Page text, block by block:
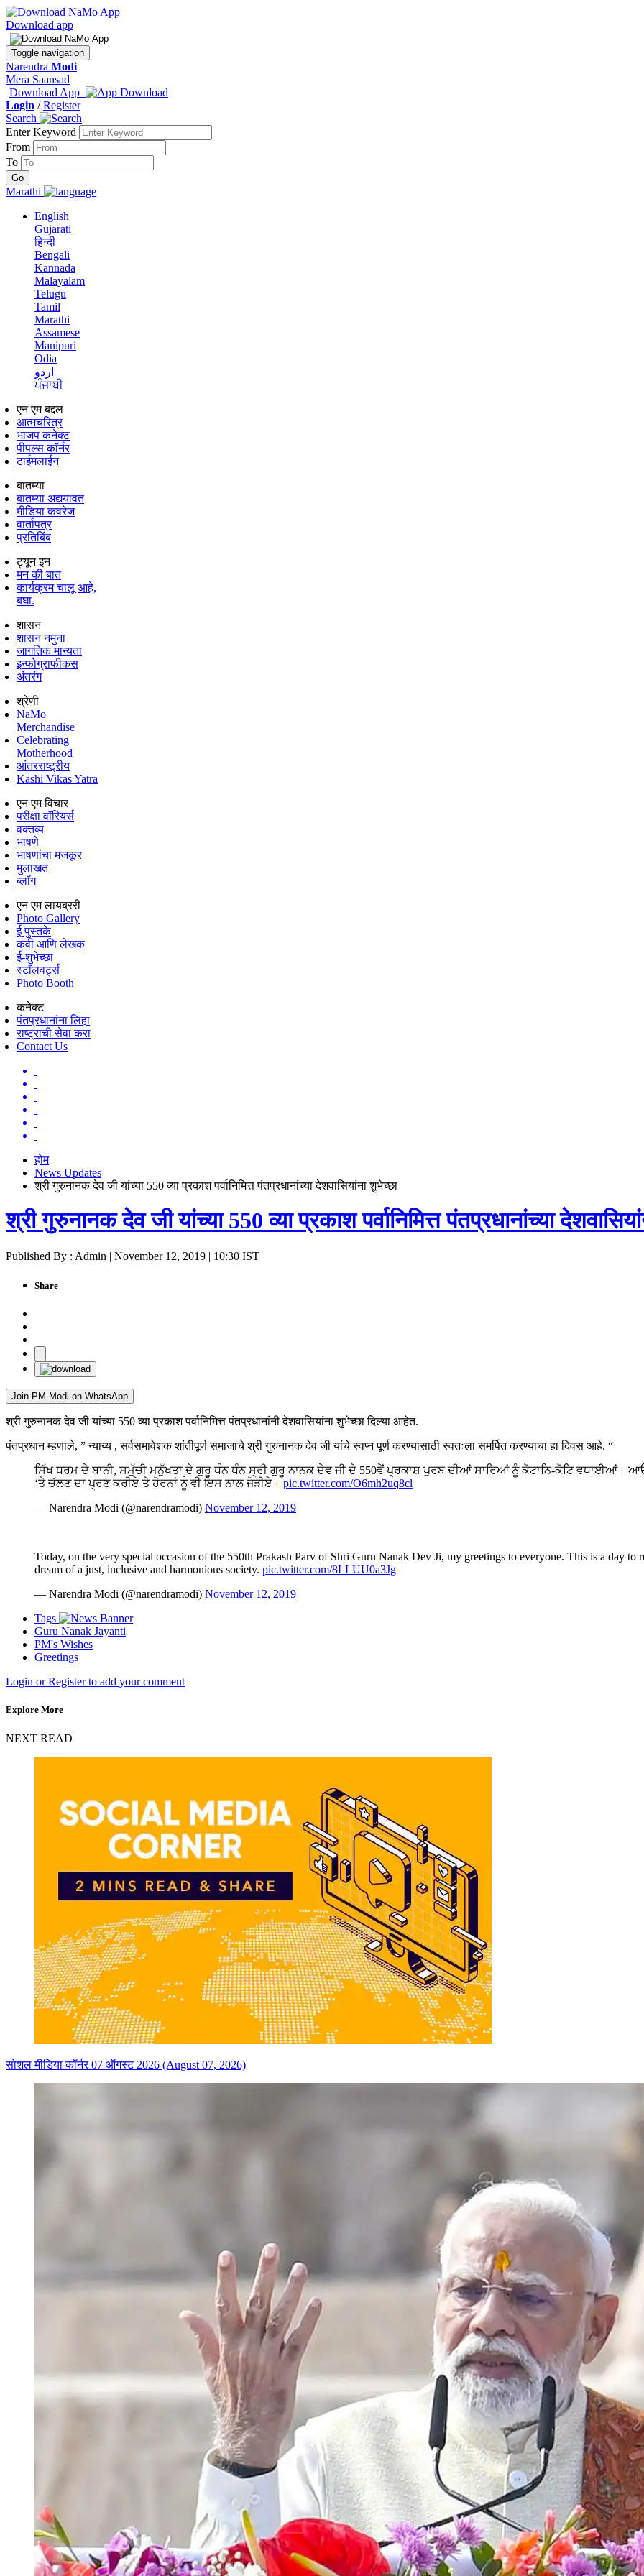
Download app
Toggle navigation
Narendra Modi
Mera Saansad
Download App
Login /Register
Search
Enter Keyword
From
To
Marathi
English
Gujarati
हिन्दी
Bengali
Kannada
Malayalam
Telugu
Tamil
Marathi
Assamese
Manipuri
Odia
اردو
ਪੰਜਾਬੀ
एन एम बद्दल
आत्मचरित्र
भाजप कनेक्ट
पीपल्स कॉर्नर
टाईमलाईन
बातम्या
बातम्या अद्ययावत
मीडिया कवरेज
वार्तापत्र
प्रतिबिंब
ट्यून इन
मन की बात
कार्यक्रम चालू आहे,
बघा.
शासन
शासन नमुना
जागतिक मान्यता
इन्फोग्राफीकस
अंतरंग
श्रेणी
NaMo
Merchandise
Celebrating
Motherhood
आंतरराष्ट्रीय
Kashi Vikas Yatra
एन एम विचार
परीक्षा वॉरियर्स
वक्तव्य
भाषणे
भाषणांचा मजकूर
मुलाखत
ब्लॉग
एन एम लायब्ररी
Photo Gallery
ई पुस्तके
कवी आणि लेखक
ई-शुभेच्छा
स्टॉलवर्ट्स
Photo Booth
कनेक्ट
पंतप्रधानांना लिहा
राष्ट्राची सेवा करा
Contact Us
होम
News Updates
श्री गुरुनानक देव जी यांच्या 550 व्या प्रकाश पर्वानिमित्त पंतप्रधानांच्या देशवासियांना शुभेच्छा
श्री गुरुनानक देव जी यांच्या 550 व्या प्रकाश पर्वानिमित्त पंतप्रधानांच्या
Published By : Admin | November 12, 2019 | 10:30 IST
Share
Join PM Modi on WhatsApp
श्री गुरुनानक देव जी यांच्या 550 व्या प्रकाश पर्वानिमित्त पंतप्रधानांनी देशवासियांना शुभेच्छा दिल्या आहेत.
पंतप्रधान म्हणाले, ” न्याय्य , सर्वसमावेशक शांतीपूर्ण समाजाचे श्री गुरुनानक देव जी यांचे स्वप्न पूर्ण करण्यासाठी स्वतःला समर्पित करण्याचा हा दिवस आहे. “
ਸਿੱਖ ਧਰਮ ਦੇ ਬਾਨੀ, ਸਮੁੱਚੀ ਮਨੁੱਖਤਾ ਦੇ ਗੁਰੂ ਧੰਨ ਧੰਨ ਸ੍ਰੀ ਗੁਰੂ ਨਾਨਕ ਦੇਵ ਜੀ ਦੇ 550ਵੇਂ ਪ੍ਰਕਾਸ਼ ਪੁਰਬ ਦੀਆਂ ਸਾਰਿਆਂ ਨੂੰ ਕੋਟਾਨਿ-ਕੋਟਿ ਵਧਾਈਆਂ।
‘ਤੇ ਚੱਲਣ ਦਾ ਪ੍ਰਣ ਕਰੀਏ ਤੇ ਹੋਰਨਾਂ ਨੂੰ ਵੀ ਇਸ ਨਾਲ ਜੋੜੀਏ। pic.twitter.com/O6mh2uq8cl
— Narendra Modi (@narendramodi) November 12, 2019
Today, on the very special occasion of the 550th Prakash Parv of Shri Guru Nanak Dev Ji, my greetings to everyone. This is a day
dream of a just, inclusive and harmonious society. pic.twitter.com/8LLUU0a3Jg
— Narendra Modi (@narendramodi) November 12, 2019
Tags
Guru Nanak Jayanti
PM's Wishes
Greetings
Login or Register to add your comment
Explore More
NEXT READ
सोशल मीडिया कॉर्नर 07 ऑगस्ट 2026 (August 07, 2026)